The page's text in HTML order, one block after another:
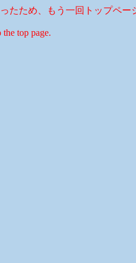
たため、もう一回トップペー
the top page.